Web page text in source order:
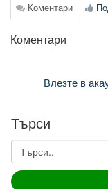
Коментари
Коментари
Влезте в
Търси